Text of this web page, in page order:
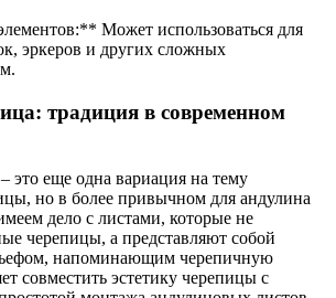
Может использоваться для
эркеров и других сложных
традиция в современном
это еще одна вариация на тему
но в более привычном для андулина
дело с листами, которые не
черепицы, а представляют собой
напоминающим черепичную
совместить эстетику черепицы с